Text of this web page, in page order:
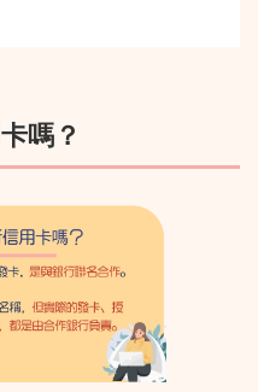
嗎？